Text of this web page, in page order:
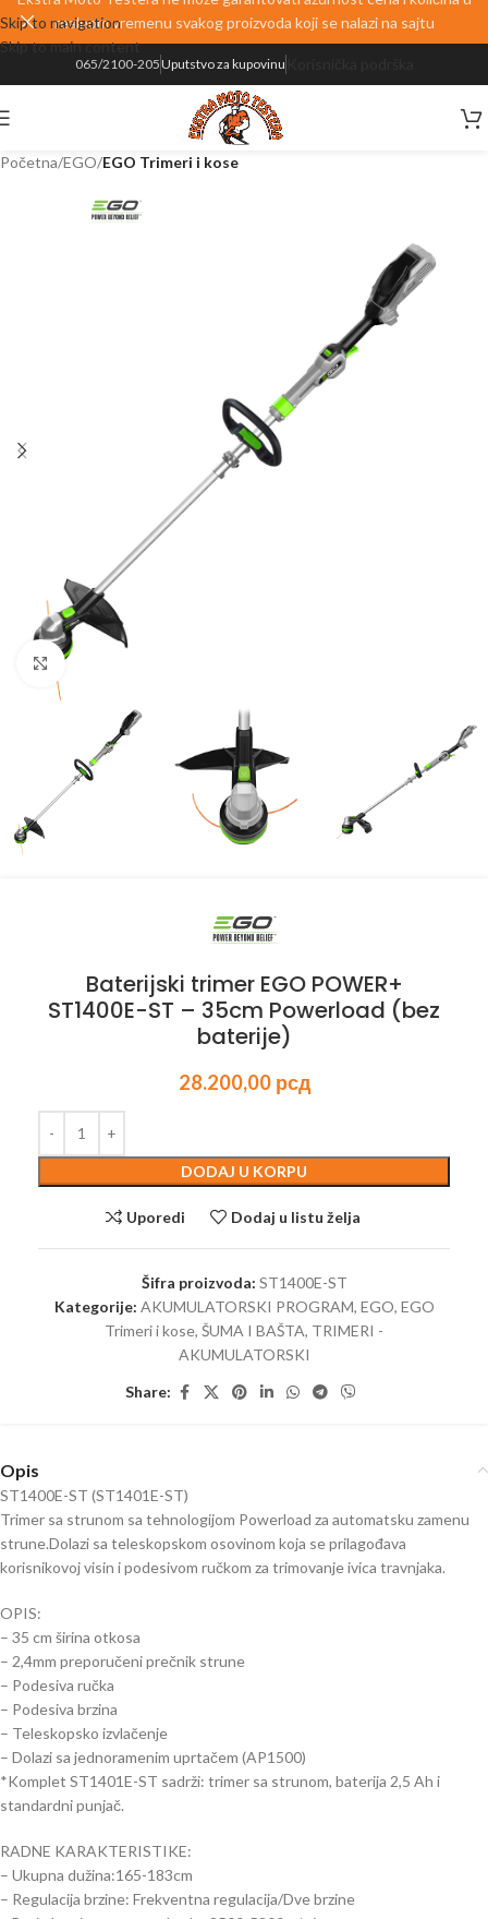
Skip to navigation
Skip to main content
realnom vremenu svakog proizvoda koji se nalazi na sajtu
065/2100-205Uputstvo za kupovinu
Početna EGO EGO Trimeri i kose
Kliknite za uvećanje
Baterijski trimer EGO POWER+
ST1400E-ST – 35cm Powerload (bez
baterije)
28.200,00 рсд
DODAJ U KORPU
Uporedi Dodaj u listu želja
Šifra proizvoda: ST1400E-ST
Kategorije: AKUMULATORSKI PROGRAM, EGO, EGO
Trimeri i kose, ŠUMA I BAŠTA, TRIMERI -
AKUMULATORSKI
Share:
Opis
ST1400E-ST (ST1401E-ST)
Trimer sa strunom sa tehnologijom Powerload za automatsku zamenu
strune.Dolazi sa teleskopskom osovinom koja se prilagođava
korisnikovoj visin i podesivom ručkom za trimovanje ivica travnjaka.
OPIS:
– 35 cm širina otkosa
– 2,4mm preporučeni prečnik strune
– Podesiva ručka
– Podesiva brzina
– Teleskopsko izvlačenje
– Dolazi sa jednoramenim uprtačem (AP1500)
*Komplet ST1401E-ST sadrži: trimer sa strunom, baterija 2,5 Ah i
standardni punjač.
RADNE KARAKTERISTIKE:
– Ukupna dužina:165-183cm
– Regulacija brzine: Frekventna regulacija/Dve brzine